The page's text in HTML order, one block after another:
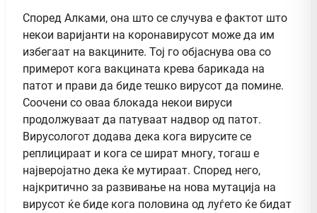
Според Алками, она што се случува е фактот што
некои варијанти на коронавирусот може да им
избегаат на вакцините. Тој го објаснува ова со
примерот кога вакцината крева барикада на
патот и прави да биде тешко вирусот да помине.
Соочени со оваа блокада некои вируси
продолжуваат да патуваат надвор од патот.
Вирусологот додава дека кога вирусите се
реплицираат и кога се шират многу, тогаш е
најверојатно дека ќе мутираат. Според него,
најкритично за развивање на нова мутација на
вирусот ќе биде кога половина од луѓето ќе бидат